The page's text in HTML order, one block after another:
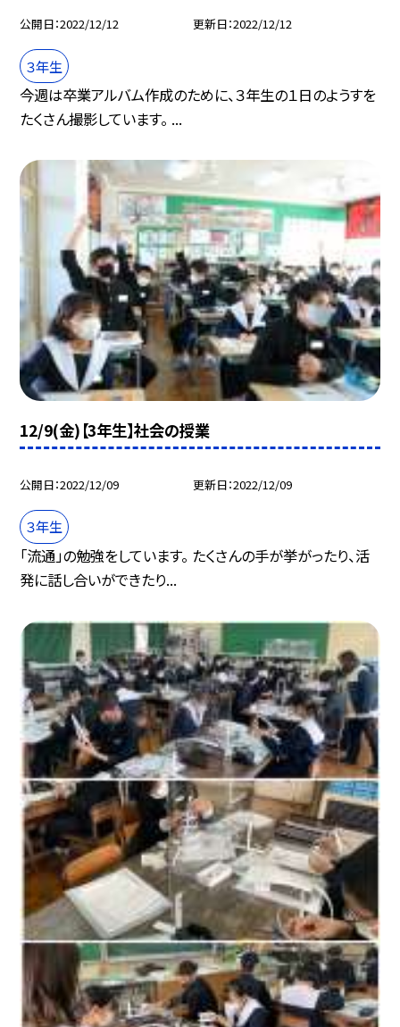
公開日 2022/12/12 更新日 2022/12/12
３年生
今週は卒業アルバム作成のために、３年生の１日のようすを
たくさん撮影しています。 ...
12/9(金)【3年生】社会の授業
公開日 2022/12/09 更新日 2022/12/09
３年生
「流通」の勉強をしています。 たくさんの手が挙がったり、活
発に話し合いができたり...